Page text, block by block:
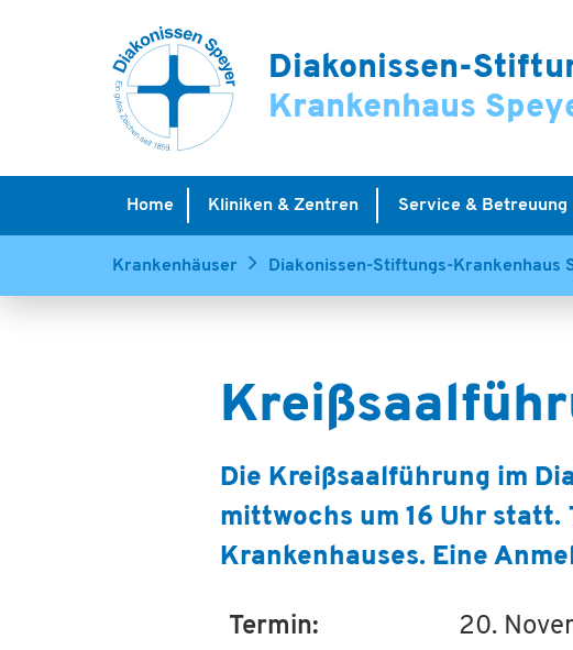
Diakonissen-
Krankenhaus
Home Kliniken & Zentren Service & Betreuung
Krankenhäuser Diakonissen-Stiftungs-Krankenhaus
Die Kreißsaalführung im
mittwochs um 16 Uhr statt.
Krankenhauses. Eine
Termin:
20.